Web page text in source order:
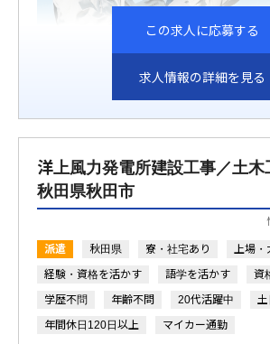
この求人に応募する
求人情報の詳細を見る
洋上風力発電所建設工事／土木
秋田県秋田市
派遣 秋田県 寮・社宅あり
上場・
経験・資格を活かす
語学を活かす
資
学歴不問
年齢不問 20代活躍中
土
年間休日120日以上
マイカー通勤